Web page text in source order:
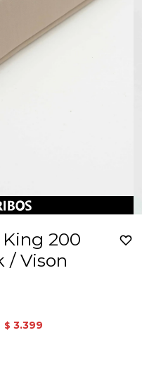
King 200
/ Vison
$ 3.399